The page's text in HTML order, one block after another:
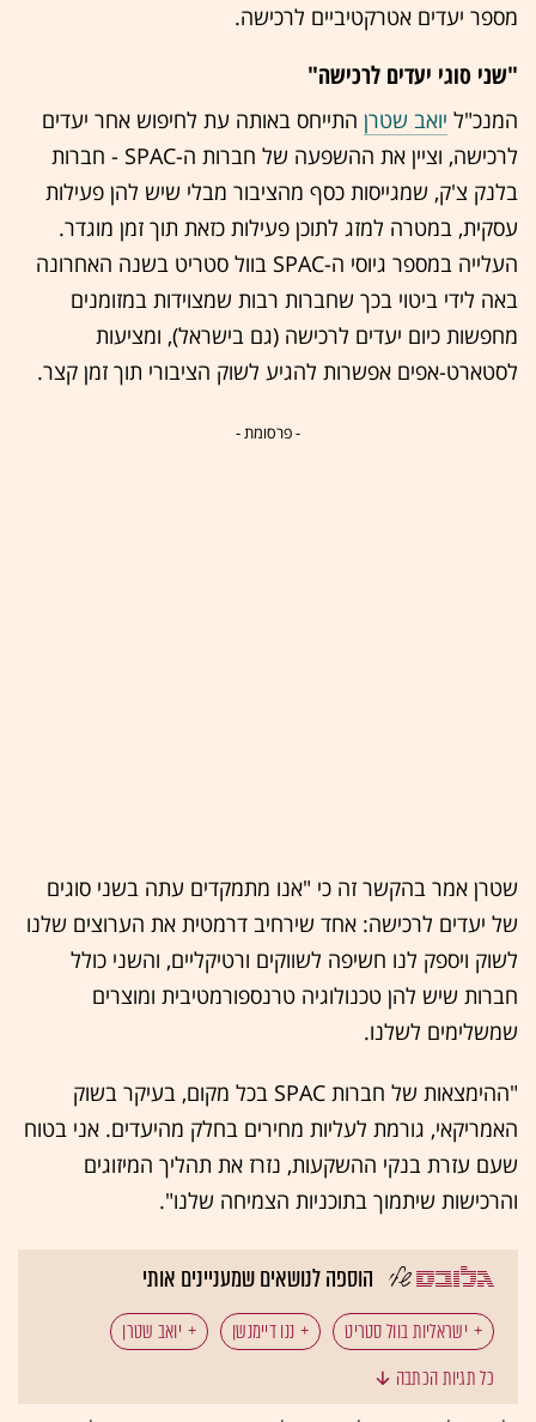
מספר יעדים אטרקטיביים לרכישה.
"שני סוגי יעדים לרכישה"
המנכ"ל יואב שטרן התייחס באותה עת לחיפוש אחר יעדים
לרכישה, וציין את ההשפעה של חברות ה-SPAC - חברות
בלנק צ'ק, שמגייסות כסף מהציבור מבלי שיש להן פעילות
עסקית, במטרה למזג לתוכן פעילות כזאת תוך זמן מוגדר.
העלייה במספר גיוסי ה-SPAC בוול סטריט בשנה האחרונה
באה לידי ביטוי בכך שחברות רבות שמצוידות במזומנים
מחפשות כיום יעדים לרכישה (גם בישראל), ומציעות
לסטארט-אפים אפשרות להגיע לשוק הציבורי תוך זמן קצר.
- פרסומת -
שטרן אמר בהקשר זה כי "אנו מתמקדים עתה בשני סוגים
של יעדים לרכישה: אחד שירחיב דרמטית את הערוצים שלנו
לשוק ויספק לנו חשיפה לשווקים ורטיקליים, והשני כולל
חברות שיש להן טכנולוגיה טרנספורמטיבית ומוצרים
שמשלימים לשלנו.
"ההימצאות של חברות SPAC בכל מקום, בעיקר בשוק
האמריקאי, גורמת לעליות מחירים בחלק מהיעדים. אני בטוח
שעם עזרת בנקי ההשקעות, נזרז את תהליך המיזוגים
והרכישות שיתמוך בתוכניות הצמיחה שלנו".
הוספה לנושאים שמעניינים אותי
ישראליות בוול סטריט ננו דיימנשן יואב שטרן
כל תגיות הכתבה